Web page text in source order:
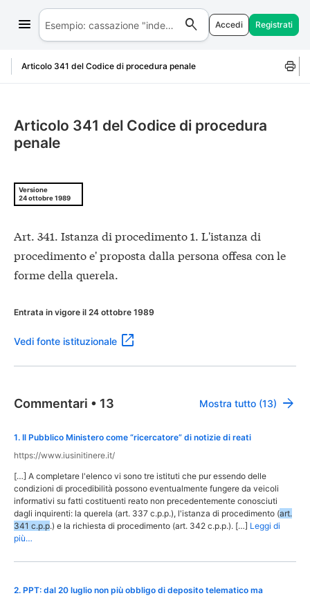
Salta al contenuto Accedi Registrati
Articolo 341 del Codice di procedura penale
Articolo 341 del Codice di procedura
penale
Versione
24 ottobre 1989
Art. 341. Istanza di procedimento 1. L'istanza di
procedimento e' proposta dalla persona offesa con le
forme della querela.
Entrata in vigore il 24 ottobre 1989
Vedi fonte istituzionale
Commentari • 13 Mostra tutto (13)
1. Il Pubblico Ministero come “ricercatore” di notizie di reati
https://www.iusinitinere.it/
[…] A completare l'elenco vi sono tre istituti che pur essendo delle
condizioni di procedibilità possono eventualmente fungere da veicoli
informativi su fatti costituenti reato non precedentemente conosciuti
dagli inquirenti: la querela (art. 337 c.p.p.), l'istanza di procedimento (art.
341 c.p.p.) e la richiesta di procedimento (art. 342 c.p.p.). […] Leggi di
più…
2. PPT: dal 20 luglio non più obbligo di deposito telematico ma